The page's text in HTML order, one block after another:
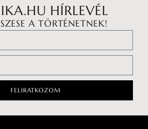
HÍRLEVÉL
A TÖRTÉNETNEK!
FELIRATKOZOM